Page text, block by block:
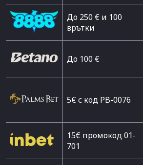
До 250 € и 100
врътки
Дo 100 €
5€ с код PB-0076
15€ промокод 01-
701